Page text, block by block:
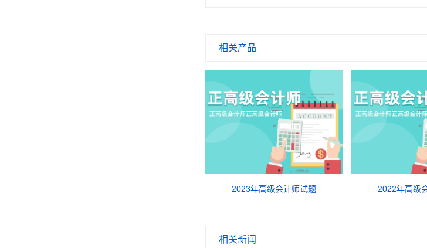
相关产品
2023年高级会计师试题 2022年高级
相关新闻